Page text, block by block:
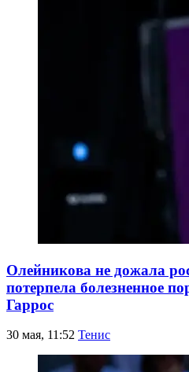
Олейникова не дожала
потерпела болезненное
Гаррос
30 мая, 11:52 Тенис